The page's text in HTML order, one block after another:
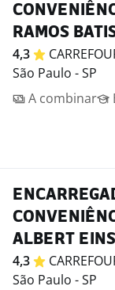
RAMOS
4,3
São Paulo - SP
A combinar
ALBERT
4,3
São Paulo - SP